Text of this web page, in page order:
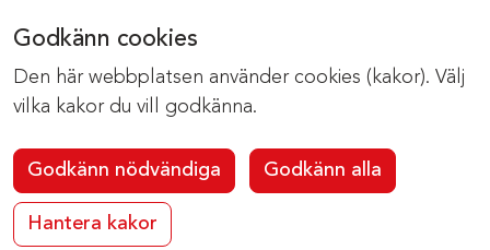
Godkänn cookies
Den här webbplatsen använder cookies (kakor). Välj
vilka kakor du vill godkänna.
Godkänn nödvändiga Godkänn alla
Hantera kakor
Om cookies
Kontakta webbredaktionen